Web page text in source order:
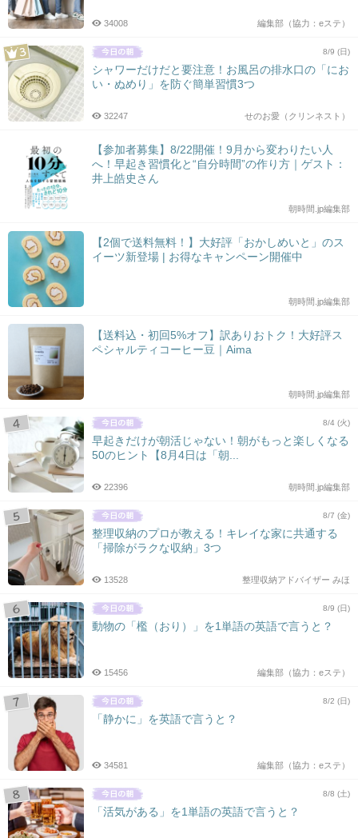
編集部（協力：eステ）
34008
8/9 (日)
シャワーだけだと要注意！お風呂の排水口の「にお
い・ぬめり」を防ぐ簡単習慣3つ
せのお愛（クリンネスト）
32247
【参加者募集】8/22開催！9月から変わりたい人
へ！早起き習慣化と“自分時間”の作り方｜ゲスト：
井上皓史さん
朝時間.jp編集部
【2個で送料無料！】大好評「おかしめいと」のス
イーツ新登場 | お得なキャンペーン開催中
朝時間.jp編集部
【送料込・初回5%オフ】訳ありおトク！大好評ス
ペシャルティコーヒー豆｜Aima
朝時間.jp編集部
8/4 (火)
早起きだけが朝活じゃない！朝がもっと楽しくなる
50のヒント【8月4日は「朝...
朝時間.jp編集部
22396
8/7 (金)
整理収納のプロが教える！キレイな家に共通する
「掃除がラクな収納」3つ
整理収納アドバイザー みほ
13528
8/9 (日)
動物の「檻（おり）」を1単語の英語で言うと？
編集部（協力：eステ）
15456
8/2 (日)
「静かに」を英語で言うと？
編集部（協力：eステ）
34581
8/8 (土)
「活気がある」を1単語の英語で言うと？